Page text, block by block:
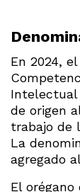
En 2024,
Intelectual
de origen
trabajo de
La
agregado
El